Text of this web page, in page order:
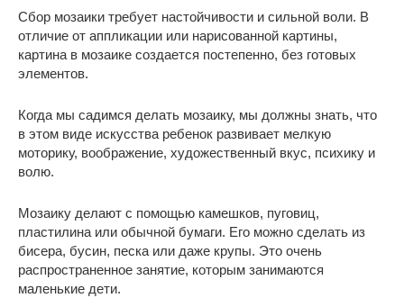
Сбор мозаики требует настойчивости и сильной воли. В
отличие от аппликации или нарисованной картины,
картина в мозаике создается постепенно, без готовых
элементов.
Когда мы садимся делать мозаику, мы должны знать, что
в этом виде искусства ребенок развивает мелкую
моторику, воображение, художественный вкус, психику и
волю.
Мозаику делают с помощью камешков, пуговиц,
пластилина или обычной бумаги. Его можно сделать из
бисера, бусин, песка или даже крупы. Это очень
распространенное занятие, которым занимаются
маленькие дети.